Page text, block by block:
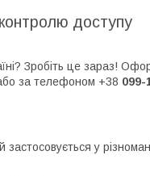
доступу
Зробіть це зараз!
за телефоном +38 099-
у